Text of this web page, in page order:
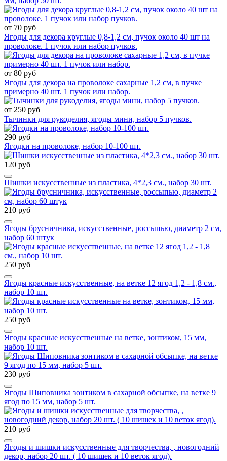
от 70 руб
Ягоды для декора круглые 0,8-1,2 см, пучок около 40 шт на
проволоке. 1 пучок или набор пучков.
от 80 руб
Ягоды для декора на проволоке сахарные 1,2 см, в пучке
примерно 40 шт. 1 пучок или набор.
от 250 руб
Тычинки для рукоделия, ягоды мини, набор 5 пучков.
290 руб
Ягодки на проволоке, набор 10-100 шт.
120 руб
Шишки искусственные из пластика, 4*2,3 см., набор 30 шт.
210 руб
Ягоды брусничника, искусственные, россыпью, диаметр 2 см,
набор 60 штук
250 руб
Ягоды красные искусственные, на ветке 12 ягод 1,2 - 1,8 см.,
набор 10 шт.
250 руб
Ягоды красные искусственные на ветке, зонтиком, 15 мм,
набор 10 шт.
230 руб
Ягоды Шиповника зонтиком в сахарной обсыпке, на ветке 9
ягод по 15 мм, набор 5 шт.
210 руб
Ягоды и шишки искусственные для творчества, , новогодний
декор, набор 20 шт. ( 10 шишек и 10 веток ягод).